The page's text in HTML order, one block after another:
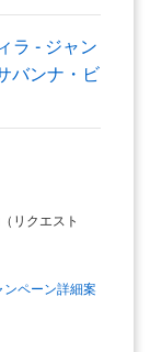
ラ - ジャン
バンナ・ビ
リクエスト
ンペーン詳細案